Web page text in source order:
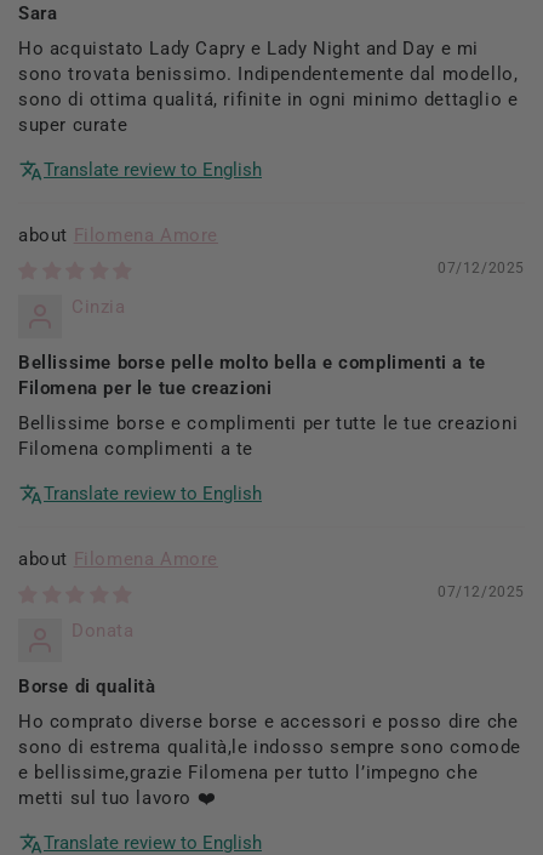
Sara
Ho acquistato Lady Capry e Lady Night and Day e mi
sono trovata benissimo. Indipendentemente dal modello,
sono di ottima qualitá, rifinite in ogni minimo dettaglio e
super curate
Translate review to English
Filomena Amore
07/12/2025
Cinzia
Bellissime borse pelle molto bella e complimenti a te
Filomena per le tue creazioni
Bellissime borse e complimenti per tutte le tue creazioni
Filomena complimenti a te
Translate review to English
Filomena Amore
07/12/2025
Donata
Borse di qualità
Ho comprato diverse borse e accessori e posso dire che
sono di estrema qualità,le indosso sempre sono comode
e bellissime,grazie Filomena per tutto l’impegno che
metti sul tuo lavoro ❤️
Translate review to English